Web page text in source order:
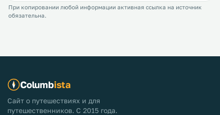
При копировании любой информации активная ссылка на источник
обязательна.
Columbista
Сайт о путешествиях и для
путешественников. С 2015 года.